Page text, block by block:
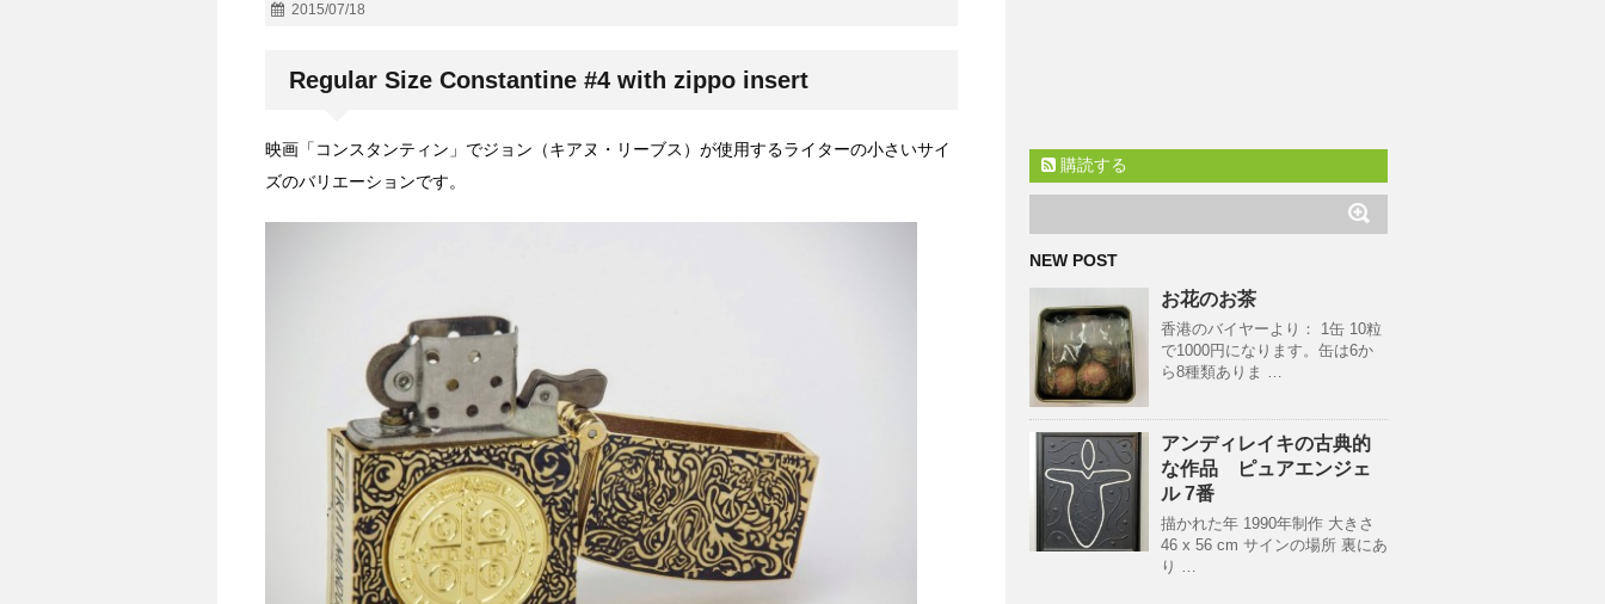
2015/07/18
Regular Size Constantine #4 with zippo insert
映画「コンスタンティン」でジョン（キアヌ・リーブス）が使用するライターの小さいサイ
ズのバリエーションです。
購読する
NEW POST
お花のお茶
香港のバイヤーより： 1缶 10粒
で1000円になります。缶は6か
ら8種類ありま …
アンディレイキの古典的
な作品 ピュアエンジェ
ル 7番
描かれた年 1990年制作 大きさ
46 x 56 cm サインの場所 裏にあ
り …